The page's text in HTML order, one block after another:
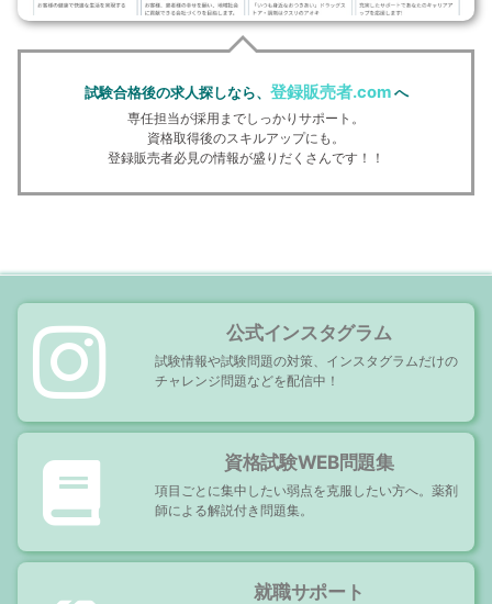
試験合格後の求人探しなら、 登録販売者.comへ
専任担当が採用までしっかりサポート。
資格取得後のスキルアップにも。
登録販売者必見の情報が盛りだくさんです！！
公式インスタグラム
試験情報や試験問題の対策、インスタグラムだけの
チャレンジ問題などを配信中！
資格試験WEB問題集
項目ごとに集中したい弱点を克服したい方へ。薬剤
師による解説付き問題集。
就職サポート